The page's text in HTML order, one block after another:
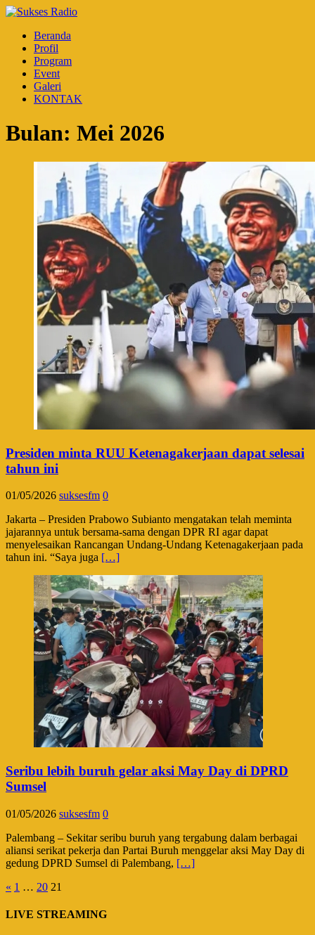
Beranda
Profil
Program
Event
Galeri
KONTAK
Bulan: Mei 2026
Presiden minta RUU Ketenagakerjaan dapat selesai
tahun ini
01/05/2026 suksesfm 0
Jakarta – Presiden Prabowo Subianto mengatakan telah meminta
jajarannya untuk bersama-sama dengan DPR RI agar dapat
menyelesaikan Rancangan Undang-Undang Ketenagakerjaan pada
tahun ini. “Saya juga […]
Seribu lebih buruh gelar aksi May Day di DPRD
Sumsel
01/05/2026 suksesfm 0
Palembang – Sekitar seribu buruh yang tergabung dalam berbagai
aliansi serikat pekerja dan Partai Buruh menggelar aksi May Day di
gedung DPRD Sumsel di Palembang, […]
Paginasi
pos
« 1 … 20 21
LIVE STREAMING